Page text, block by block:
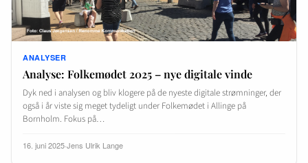
ANALYSER
Analyse: Folkemødet 2025 – nye digitale vinde
Dyk ned i analysen og bliv klogere på de nyeste digitale strømninger, der
også i år viste sig meget tydeligt under Folkemødet i Allinge på
Bornholm. Fokus på…
16. juni 2025·Jens Ulrik Lange